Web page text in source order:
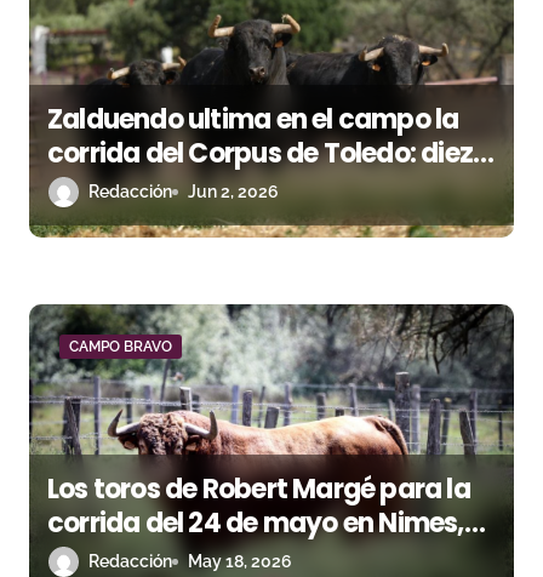
d
a
s Zalduendo ultima en el campo la
corrida del Corpus de Toledo: diez
toros para una cita de máxima
categoría
Redacción Jun 2, 2026
CAMPO BRAVO
Los toros de Robert Margé para la
corrida del 24 de mayo en Nimes,
en imágenes
Redacción May 18, 2026